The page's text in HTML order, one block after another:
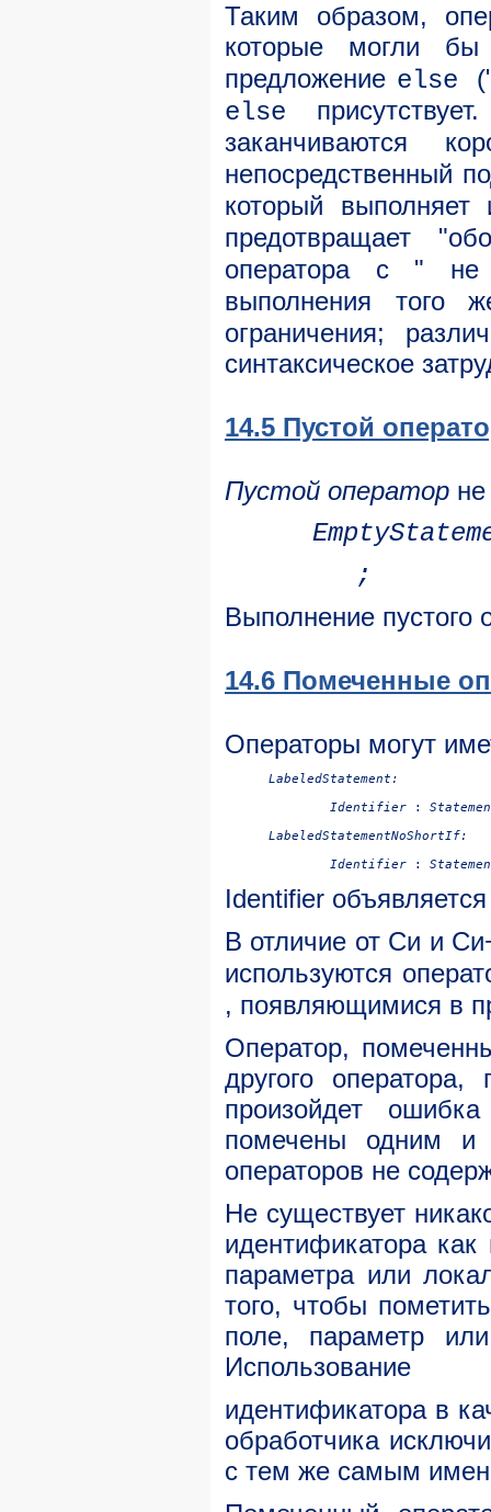
Таким образом,
которые могли бы
предложение else
else
заканчиваются
непосредственный
который
предотвращает
оператора с "
выполнения того
ограничения;
синтаксическое
14.5 Пустой
Пустой оператор
;
Выполнение пустого
14.6 Помеченные
Операторы могут
LabeledStatement:
Identifier :
LabeledStatementNoShortIf:
Identifier :
Identifier
В отличие от Cи и
используются
, появляющимися в
Оператор,
другого
произойдет
помечены одним и
операторов не
Не существует
идентификатора как
параметра или
того, чтобы
поле, параметр
Использование
идентификатора в
обработчика
с тем же самым